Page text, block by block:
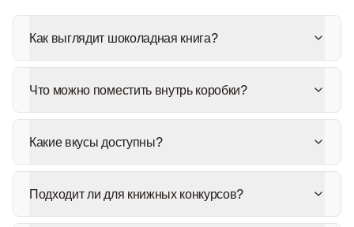
Как выглядит шоколадная книга?
Что можно поместить внутрь коробки?
Какие вкусы доступны?
Подходит ли для книжных конкурсов?